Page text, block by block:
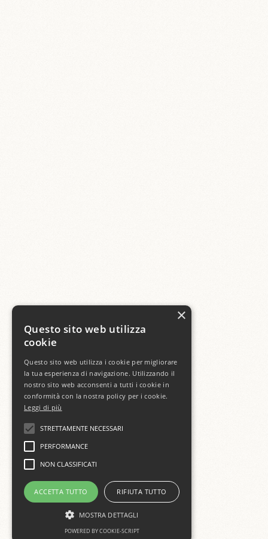
×
Questo sito web utilizza
cookie
Questo sito web utilizza i cookie per migliorare
la tua esperienza di navigazione. Utilizzando il
nostro sito web acconsenti a tutti i cookie in
conformità con la nostra policy per i cookie.
Leggi di più
STRETTAMENTE NECESSARI
PERFORMANCE
NON CLASSIFICATI
ACCETTA TUTTO RIFIUTA TUTTO
MOSTRA DETTAGLI
POWERED BY COOKIE-SCRIPT